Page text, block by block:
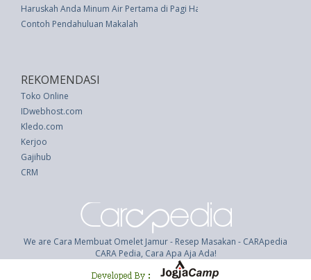
Haruskah Anda Minum Air Pertama di Pagi Hari?
Contoh Pendahuluan Makalah
REKOMENDASI
Toko Online
IDwebhost.com
Kledo.com
Kerjoo
Gajihub
CRM
We are Cara Membuat Omelet Jamur - Resep Masakan - CARApedia
CARA Pedia, Cara Apa Aja Ada!